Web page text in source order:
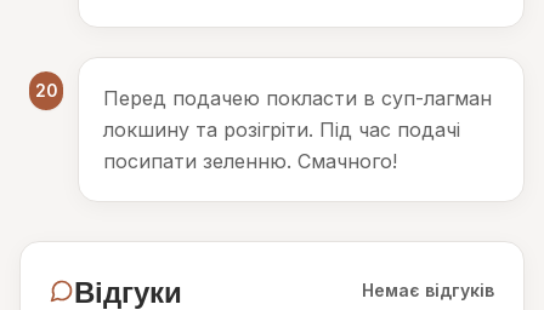
20
Перед подачею покласти в суп-лагман
локшину та розігріти. Під час подачі
посипати зеленню. Смачного!
Відгуки Немає відгуків